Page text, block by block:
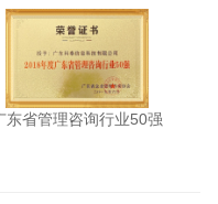
东省管理咨询行业50强